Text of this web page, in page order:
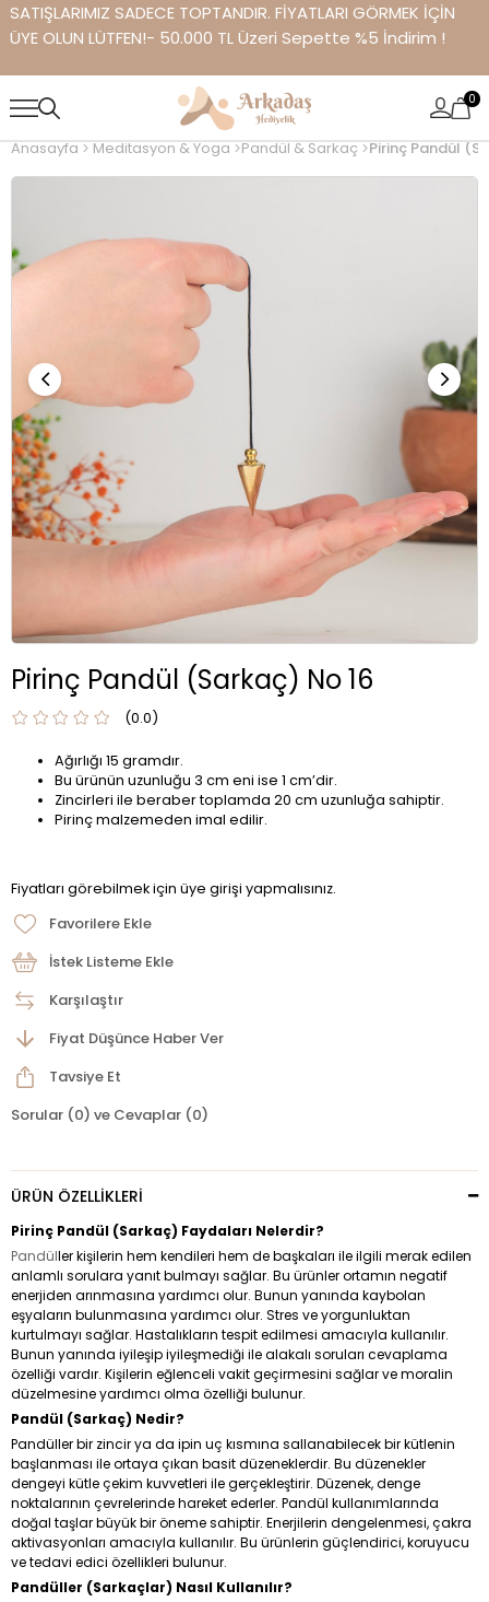
SATIŞLARIMIZ SADECE TOPTANDIR. FİYATLARI GÖRMEK İÇİN
ÜYE OLUN LÜTFEN!- 50.000 TL Üzeri Sepette %5 İndirim !
0
Anasayfa Meditasyon & Yoga Pandül & Sarkaç Pirinç Pandül
Pirinç Pandül (Sarkaç) No 16
0.0
Ağırlığı 15 gramdır.
Bu ürünün uzunluğu 3 cm eni ise 1 cm’dir.
Zincirleri ile beraber toplamda 20 cm uzunluğa sahiptir.
Pirinç malzemeden imal edilir.
Fiyatları görebilmek için üye girişi yapmalısınız.
Favorilere Ekle
İstek Listeme Ekle
Karşılaştır
Fiyat Düşünce Haber Ver
Tavsiye Et
Sorular (0) ve Cevaplar (0)
ÜRÜN ÖZELLIKLERI
Pirinç Pandül (Sarkaç) Faydaları Nelerdir?
Pandüller kişilerin hem kendileri hem de başkaları ile ilgili merak edilen
anlamlı sorulara yanıt bulmayı sağlar. Bu ürünler ortamın negatif
enerjiden arınmasına yardımcı olur. Bunun yanında kaybolan
eşyaların bulunmasına yardımcı olur. Stres ve yorgunluktan
kurtulmayı sağlar. Hastalıkların tespit edilmesi amacıyla kullanılır.
Bunun yanında iyileşip iyileşmediği ile alakalı soruları cevaplama
özelliği vardır. Kişilerin eğlenceli vakit geçirmesini sağlar ve moralin
düzelmesine yardımcı olma özelliği bulunur.
Pandül (Sarkaç) Nedir?
Pandüller bir zincir ya da ipin uç kısmına sallanabilecek bir kütlenin
başlanması ile ortaya çıkan basit düzeneklerdir. Bu düzenekler
dengeyi kütle çekim kuvvetleri ile gerçekleştirir. Düzenek, denge
noktalarının çevrelerinde hareket ederler. Pandül kullanımlarında
doğal taşlar büyük bir öneme sahiptir. Enerjilerin dengelenmesi, çakra
aktivasyonları amacıyla kullanılır. Bu ürünlerin güçlendirici, koruyucu
ve tedavi edici özellikleri bulunur.
Pandüller (Sarkaçlar) Nasıl Kullanılır?